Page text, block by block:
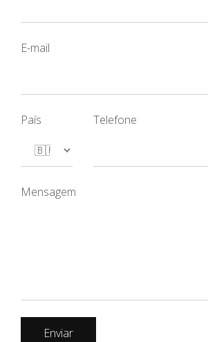
E-mail
País Telefone
Mensagem
Enviar